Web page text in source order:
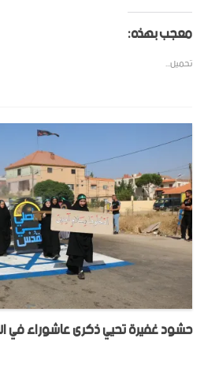
معجب بهذه:
تحميل...
حشود غفيرة تحيي ذكرى عاشوراء في